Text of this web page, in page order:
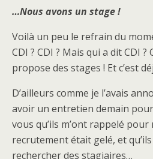
…Nous avons un stage !
Voilà un peu le refrain du
CDI ? CDI ? Mais qui a dit CDI
propose des stages ! Et c’est
D’ailleurs comme je l’avais
avoir un entretien demain
vous qu’ils m’ont rappelé pour
recrutement était gelé, et
rechercher des stagiaires…